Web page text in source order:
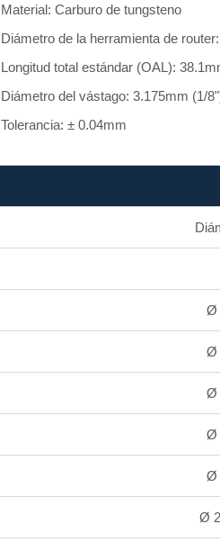
Material: Carburo de tungsteno
Diámetro de la herramienta de
Longitud total estándar (OAL):
Diámetro del vástago: 3.175mm (1/
Tolerancia: ± 0.04mm
Ø
Ø
Ø
Ø
Ø
Ø